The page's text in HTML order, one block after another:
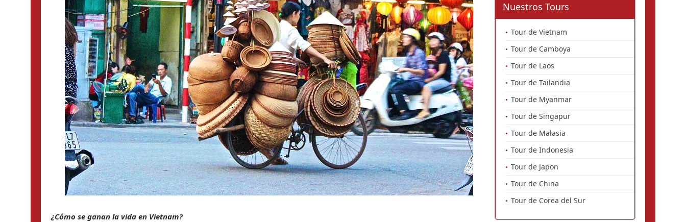
¿Cómo se ganan la vida en Vietnam?
Nuestros Tours
Tour de Vietnam
Tour de Camboya
Tour de Laos
Tour de Tailandia
Tour de Myanmar
Tour de Singapur
Tour de Malasia
Tour de Indonesia
Tour de Japon
Tour de China
Tour de Corea del Sur